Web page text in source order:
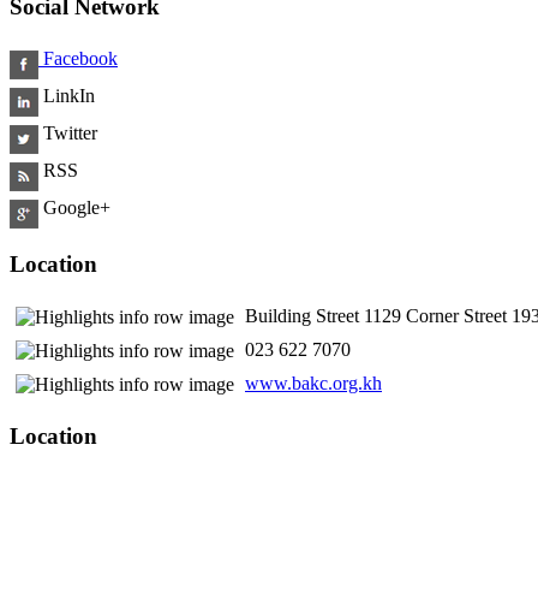
Social Network
Facebook
LinkIn
Twitter
RSS
Google+
Location
Building Street 1129 Corner Street
​ 023 622 7070
www.bakc.org.kh
Location